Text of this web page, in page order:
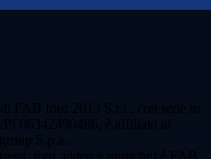
FAB four 2013 S.r.l., con sede in
06342490486, è affiliato al
S.p.a..
foto, video e grafiche) è FAB